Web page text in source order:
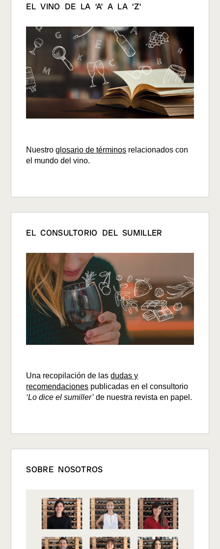
EL VINO DE LA ‘A’ A LA ‘Z’
Nuestroglosario de términos relacionados con
el mundo del vino.
EL CONSULTORIO DEL SUMILLER
Una recopilación de lasdudas y
recomendaciones publicadas en el consultorio
‘Lo dice el sumiller’ de nuestra revista en papel.
SOBRE NOSOTROS